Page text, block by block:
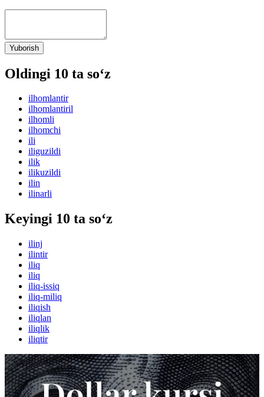
Yuborish
Oldingi 10 ta so‘z
ilhomlantir
ilhomlantiril
ilhomli
ilhomchi
ili
iliguzildi
ilik
ilikuzildi
ilin
ilinarli
Keyingi 10 ta so‘z
ilinj
ilintir
iliq
iliq
iliq-issiq
iliq-miliq
iliqish
iliqlan
iliqlik
iliqtir